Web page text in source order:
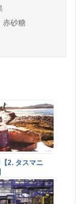
赤砂糖
2. タスマニ